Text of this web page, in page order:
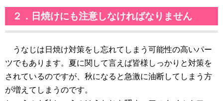
２．日焼けにも注意しなければなりません
うなじは日焼け対策をし忘れてしまう可能性の高いパー
ツでもあります。夏に関して言えば皆様しっかりと対策を
されているのですが、秋になると急激に油断してしまう方
が増えてしまうのです。